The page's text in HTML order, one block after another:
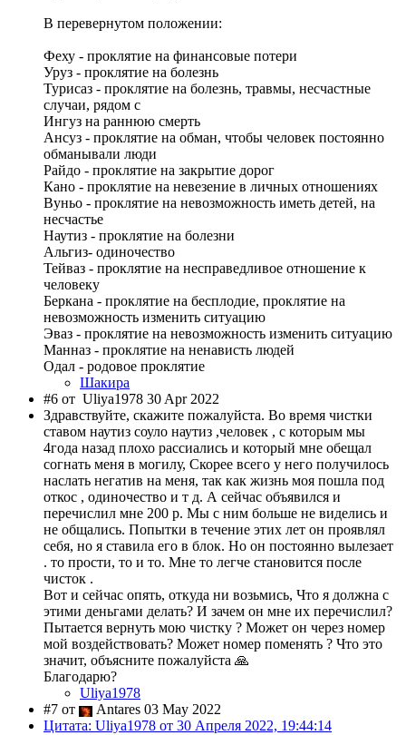
В перевернутом положении:
Феху - проклятие на финансовые потери
Уруз - проклятие на болезнь
Турисаз - проклятие на болезнь, травмы, несчастные
случаи, рядом с
Ингуз на раннюю смерть
Ансуз - проклятие на обман, чтобы человек постоянно
обманывали люди
Райдо - проклятие на закрытие дорог
Кано - проклятие на невезение в личных отношениях
Вуньо - проклятие на невозможность иметь детей, на
несчастье
Наутиз - проклятие на болезни
Альгиз- одиночество
Тейваз - проклятие на несправедливое отношение к
человеку
Беркана - проклятие на бесплодие, проклятие на
невозможность изменить ситуацию
Эваз - проклятие на невозможность изменить ситуацию
Манназ - проклятие на ненависть людей
Одал - родовое проклятие
Шакира
#6 от Uliya1978 30 Apr 2022
Здравствуйте, скажите пожалуйста. Во время чистки
ставом наутиз соуло наутиз ,человек , с которым мы
4года назад плохо рассиались и который мне обещал
согнать меня в могилу, Скорее всего у него получилось
наслать негатив на меня, так как жизнь моя пошла под
откос , одиночество и т д. А сейчас объявился и
перечислил мне 200 р. Мы с ним больше не виделись и
не общались. Попытки в течение этих лет он проявлял
себя, но я ставила его в блок. Но он постоянно вылезает
. то прости, то и то. Мне то легче становится после
чисток .
Вот и сейчас опять, откуда ни возьмись, Что я должна с
этими деньгами делать? И зачем он мне их перечислил?
Пытается вернуть мою чистку ? Может он через номер
мой воздействовать? Может номер поменять ? Что это
значит, объясните пожалуйста 🙏
Благодарю?
Uliya1978
#7 от
Antares 03 May 2022
Цитата: Uliya1978 от 30 Апреля 2022, 19:44:14